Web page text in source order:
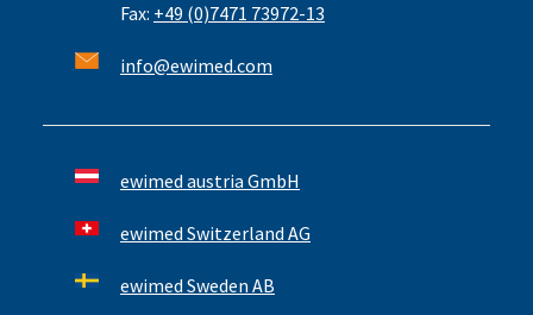
Fax: +49 (0)7471 73972-13
info@ewimed.com
ewimed austria GmbH
ewimed Switzerland AG
ewimed Sweden AB